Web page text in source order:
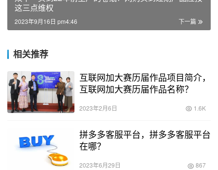
这三点维权
下一篇
2023年9月16日 pm4:46
相关推荐
互联网加大赛历届作品项目简介，
互联网加大赛历届作品名称？
2023年2月6日 1.6K
拼多多客服平台，拼多多客服平台
在哪？
2023年6月29日 867